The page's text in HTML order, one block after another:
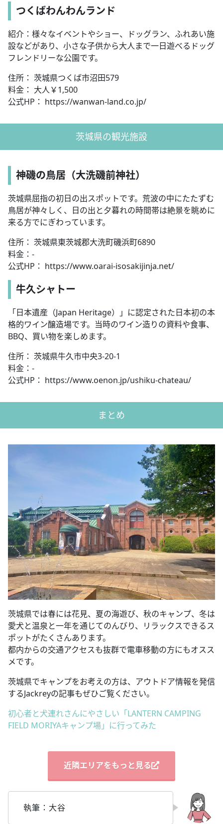
つくばわんわんランド
紹介：様々なイベントやショー、ドッグラン、ふれあい施
設などがあり、小さな子供から大人まで一日遊べるドッグ
フレンドリーな公園です。
住所： 茨城県つくば市沼田579
料金： 大人￥1,500
公式HP： https://wanwan-land.co.jp/
茨城県の観光施設
神磯の鳥居（大洗磯前神社）
茨城県屈指の初日の出スポットです。荒波の中にたたずむ
鳥居が神々しく、日の出と夕暮れの時間帯は絶景を眺めに
来る方でにぎわっています。
住所： 茨城県東茨城郡大洗町磯浜町6890
料金：-
公式HP： https://www.oarai-isosakijinja.net/
牛久シャトー
「日本遺産（Japan Heritage）」に認定された日本初の本
格的ワイン醸造場です。当時のワイン造りの資料や食事、
BBQ、買い物を楽しめます。
住所： 茨城県牛久市中央3-20-1
料金：-
公式HP： https://www.oenon.jp/ushiku-chateau/
まとめ
茨城県では春には花見、夏の海遊び、秋のキャンプ、冬は
愛犬と温泉と一年を通じてのんびり、リラックスできるス
ポットがたくさんあります。
都内からの交通アクセスも抜群で電車移動の方にもオスス
メです。
茨城県でキャンプをお考えの方は、アウトドア情報を発信
するJackreyの記事もぜひご覧ください。
初心者と犬連れさんにやさしい「LANTERN CAMPING
FIELD MORIYAキャンプ場」に行ってみた
近隣エリアをもっと見る
執筆：大谷